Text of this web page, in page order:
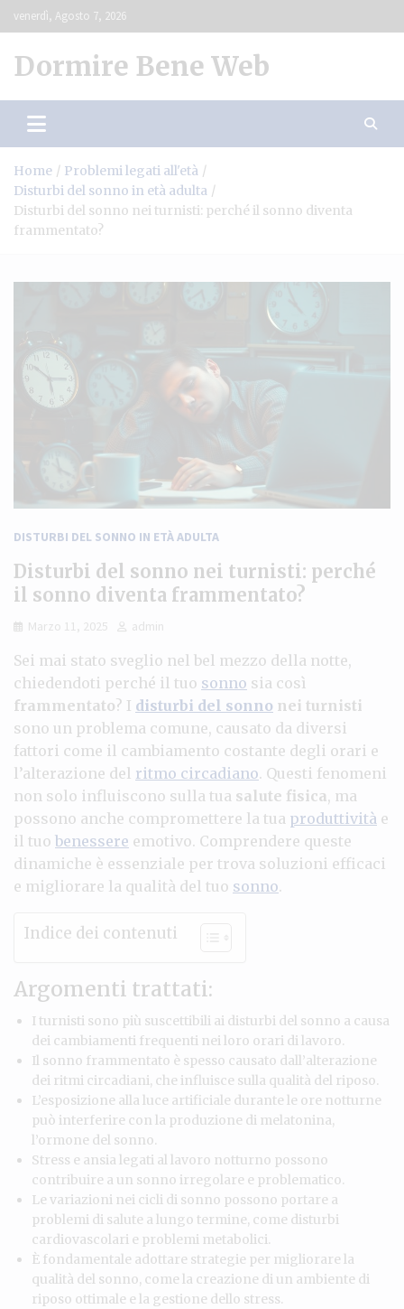
to
venerdì, Agosto 7, 2026
Dormire Bene Web
Home
Problemi legati all'età
Disturbi del sonno in età adulta
Disturbi del sonno nei turnisti: perché il sonno diventa
frammentato?
DISTURBI DEL SONNO IN ETÀ ADULTA
Disturbi del sonno nei turnisti: perché
il sonno diventa frammentato?
Marzo 11, 2025 admin
Sei mai stato sveglio nel bel mezzo della notte,
chiedendoti perché il tuo sonno sia così
frammentato? I disturbi del sonno nei turnisti
sono un problema comune, causato da diversi
fattori come il cambiamento costante degli orari e
l’alterazione del ritmo circadiano. Questi fenomeni
non solo influiscono sulla tua salute fisica, ma
possono anche compromettere la tua produttività e
il tuo benessere emotivo. Comprendere queste
dinamiche è essenziale per trova soluzioni efficaci
e migliorare la qualità del tuo sonno.
Indice dei contenuti
Argomenti trattati:
I turnisti sono più suscettibili ai disturbi del sonno a causa
dei cambiamenti frequenti nei loro orari di lavoro.
Il sonno frammentato è spesso causato dall’alterazione
dei ritmi circadiani, che influisce sulla qualità del riposo.
L’esposizione alla luce artificiale durante le ore notturne
può interferire con la produzione di melatonina,
l’ormone del sonno.
Stress e ansia legati al lavoro notturno possono
contribuire a un sonno irregolare e problematico.
Le variazioni nei cicli di sonno possono portare a
problemi di salute a lungo termine, come disturbi
cardiovascolari e problemi metabolici.
È fondamentale adottare strategie per migliorare la
qualità del sonno, come la creazione di un ambiente di
riposo ottimale e la gestione dello stress.